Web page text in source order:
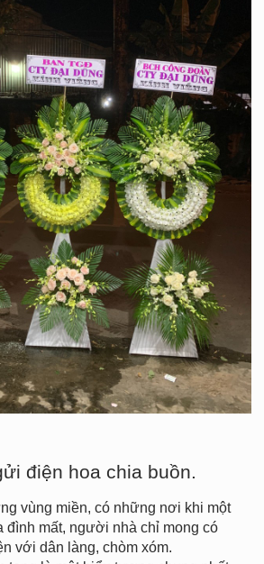
điện hoa chia buồn.
vùng miền, có những nơi khi một
đình mất, người nhà chỉ mong có
với dân làng, chòm xóm.